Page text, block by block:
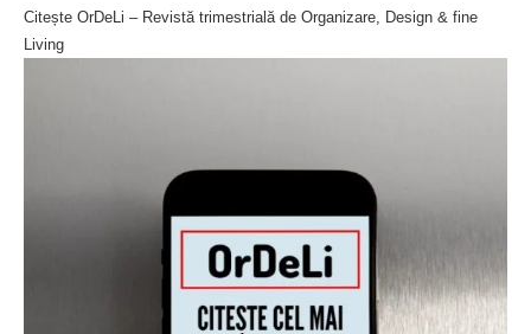
Citește OrDeLi – Revistă trimestrială de Organizare, Design & fine
Living